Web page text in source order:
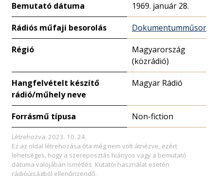
Bemutató dátuma 1969. január 28.
Rádiós műfaji besorolás Dokumentumműsor
Régió
Magyarország
(közrádió)
Hangfelvételt készítő
rádió/műhely neve
Magyar Rádió
Forrásmű típusa Non-fiction
Létrehozva: 2023. 10. 24.
Ez az oldal létrehozása óta még nem volt átnézve, ezért
lehetséges, hogy a szereposztás hiányos vagy a bemutató
dátuma valójában ismétlés. Kutatói használat esetén
rádióújságból ellenőrizendő.